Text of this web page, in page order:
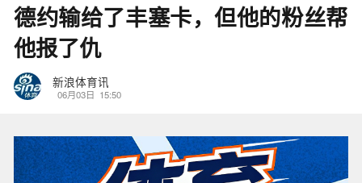
德约输给了丰塞卡，但他的粉丝帮
他报了仇
新浪体育讯
06月03日 15:50